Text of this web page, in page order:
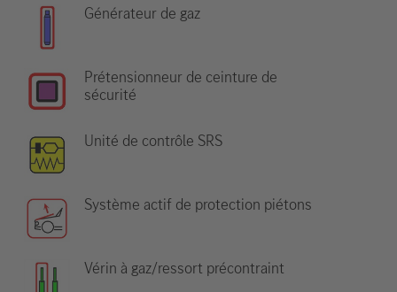
Générateur de gaz
Prétensionneur de ceinture de
sécurité
Unité de contrôle SRS
Système actif de protection piétons
Vérin à gaz/ressort précontraint